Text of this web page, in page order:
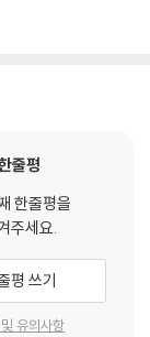
줄평
한줄평을
주세요.
평 쓰기
유의사항